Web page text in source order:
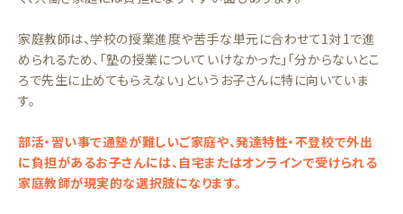
家庭教師は、学校の授業進度や苦手な単元に合わせて1対1で進
められるため、「塾の授業についていけなかった」「分からないとこ
ろで先生に止めてもらえない」というお子さんに特に向いていま
す。
部活・習い事で通塾が難しいご家庭や、発達特性・不登校で外出
に負担があるお子さんには、自宅またはオンラインで受けられる
家庭教師が現実的な選択肢になります。